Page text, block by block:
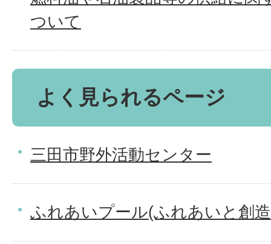
ついて
よく見られるページ
三田市野外活動センター
ふれあいプール(ふれあいと創